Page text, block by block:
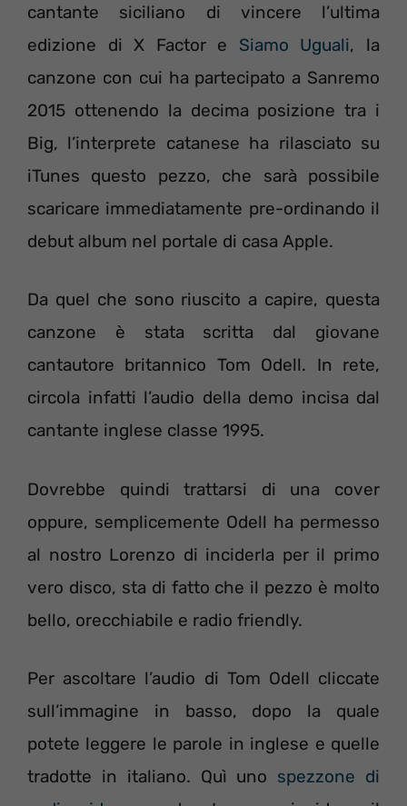
cantante siciliano di vincere l’ultima
edizione di X Factor e Siamo Uguali, la
canzone con cui ha partecipato a Sanremo
2015 ottenendo la decima posizione tra i
Big, l’interprete catanese ha rilasciato su
iTunes questo pezzo, che sarà possibile
scaricare immediatamente pre-ordinando il
debut album nel portale di casa Apple.
Da quel che sono riuscito a capire, questa
canzone è stata scritta dal giovane
cantautore britannico Tom Odell. In rete,
circola infatti l’audio della demo incisa dal
cantante inglese classe 1995.
Dovrebbe quindi trattarsi di una cover
oppure, semplicemente Odell ha permesso
al nostro Lorenzo di inciderla per il primo
vero disco, sta di fatto che il pezzo è molto
bello, orecchiabile e radio friendly.
Per ascoltare l’audio di Tom Odell cliccate
sull’immagine in basso, dopo la quale
potete leggere le parole in inglese e quelle
tradotte in italiano. Quì uno spezzone di